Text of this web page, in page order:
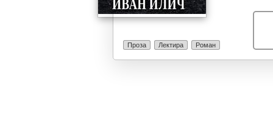
Проза Лектира Роман
смртта,
разочараност